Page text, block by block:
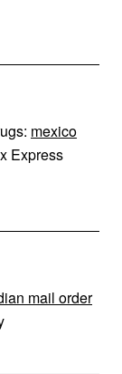
mexico
Express
mail order